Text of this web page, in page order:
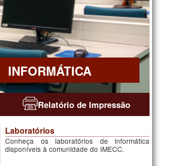
INFORMÁTICA
Relatório de Impressão
Laboratórios
Conheça os laboratórios de informática
disponíveis à comunidade do IMECC.